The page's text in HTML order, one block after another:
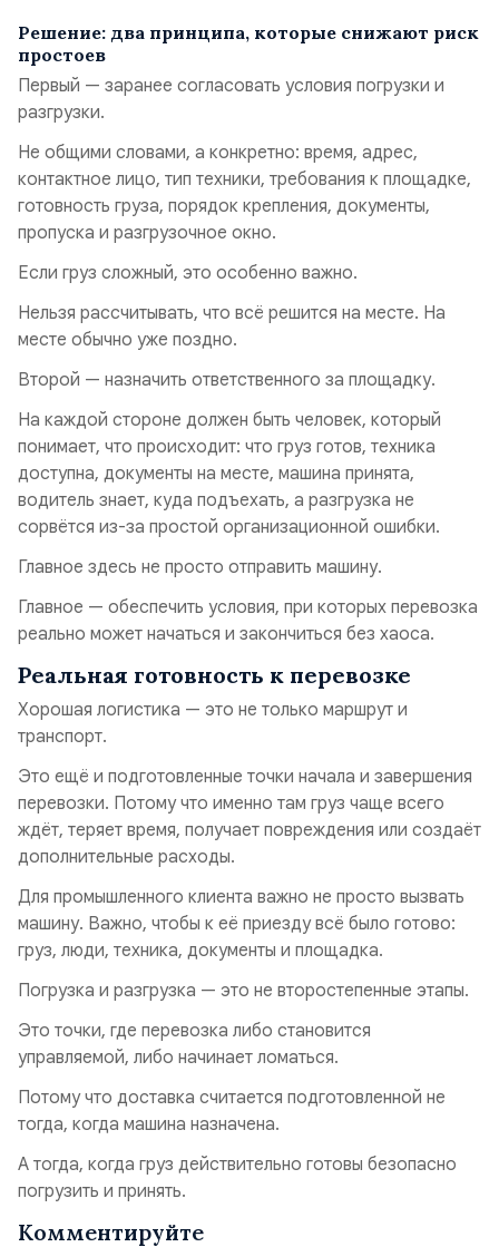
Решение: два принципа, которые снижают риск
простоев
Первый — заранее согласовать условия погрузки и
разгрузки.
Не общими словами, а конкретно: время, адрес,
контактное лицо, тип техники, требования к площадке,
готовность груза, порядок крепления, документы,
пропуска и разгрузочное окно.
Если груз сложный, это особенно важно.
Нельзя рассчитывать, что всё решится на месте. На
месте обычно уже поздно.
Второй — назначить ответственного за площадку.
На каждой стороне должен быть человек, который
понимает, что происходит: что груз готов, техника
доступна, документы на месте, машина принята,
водитель знает, куда подъехать, а разгрузка не
сорвётся из-за простой организационной ошибки.
Главное здесь не просто отправить машину.
Главное — обеспечить условия, при которых перевозка
реально может начаться и закончиться без хаоса.
Реальная готовность к перевозке
Хорошая логистика — это не только маршрут и
транспорт.
Это ещё и подготовленные точки начала и завершения
перевозки. Потому что именно там груз чаще всего
ждёт, теряет время, получает повреждения или создаёт
дополнительные расходы.
Для промышленного клиента важно не просто вызвать
машину. Важно, чтобы к её приезду всё было готово:
груз, люди, техника, документы и площадка.
Погрузка и разгрузка — это не второстепенные этапы.
Это точки, где перевозка либо становится
управляемой, либо начинает ломаться.
Потому что доставка считается подготовленной не
тогда, когда машина назначена.
А тогда, когда груз действительно готовы безопасно
погрузить и принять.
Комментируйте